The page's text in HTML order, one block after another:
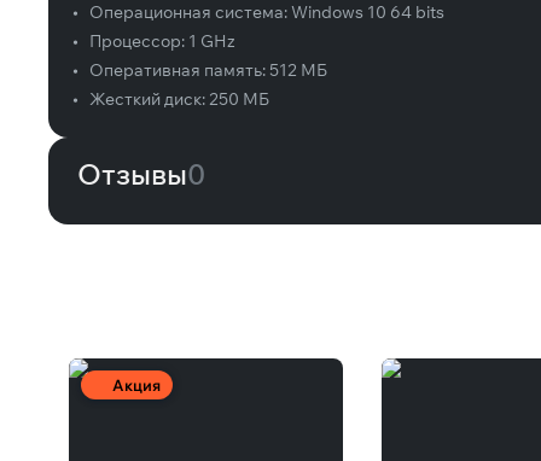
• Операционная система:Windows 10 64 bits
•
Процессор: 1 GHz
•
Оперативная память: 512 МБ
•
Жесткий диск:250 МБ
Отзывы0
Акция